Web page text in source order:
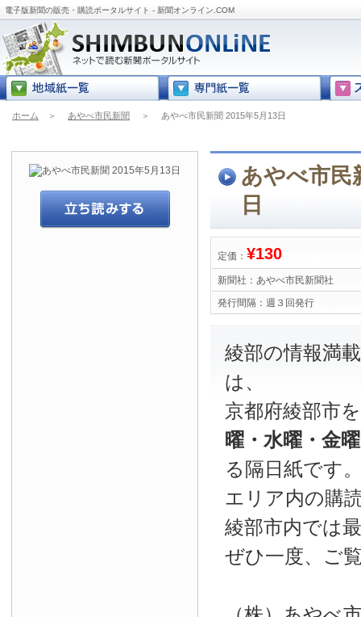
電子版新聞の販売・購読ポータルサイト - 新聞オンライン.COM
ホーム ＞ あやべ市民新聞 ＞ あやべ市民新聞 2015年5月13日
あやべ市民
日
定価： ¥130
新聞社： あやべ市民新聞社
発行間隔： 週３回発行
綾部の情報
は、
京都府綾部市
曜・水曜・金
る隔日紙です
エリア内の購
綾部市内では
ぜひ一度、ご